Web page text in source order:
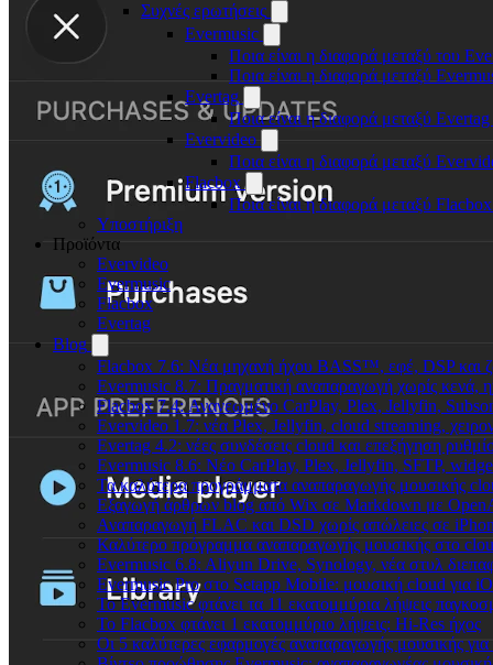
Συχνές ερωτήσεις
Evermusic
Ποια είναι η διαφορά μεταξύ του
Ποια είναι η διαφορά μεταξύ
Evertag
Ποια είναι η διαφορά μεταξύ
Evervideo
Ποια είναι η διαφορά μεταξύ
Flacbox
Ποια είναι η διαφορά μεταξύ
Υποστήριξη
Προϊόντα
Evervideo
Evermusic
Flacbox
Evertag
Blog
Flacbox 7.6: Νέα μηχανή ήχου BASS™, εφέ, DSP και
Evermusic 8.7: Πραγματική αναπαραγωγή χωρίς κενά,
Flacbox 7.4: Ανανεωμένο CarPlay, Plex, Jellyfin,
Evervideo 1.7: νέα Plex, Jellyfin, cloud streaming,
Evertag 4.2: νέες συνδέσεις cloud και επεξήγηση
Evermusic 8.6: Νέο CarPlay, Plex, Jellyfin, SFTP,
Τα καλύτερα προγράμματα αναπαραγωγής μουσικής
Εξαγωγή άρθρων blog από Wix σε Markdown με
Αναπαραγωγή FLAC και DSD χωρίς απώλειες σε
Καλύτερο πρόγραμμα αναπαραγωγής μουσικής στο
Evermusic 6.8: Aliyun Drive, Synology, νέα στυλ
Evermusic Pro στο Setapp Mobile: μουσική cloud για
Το Evermusic φτάνει τα 11 εκατομμύρια λήψεις
Το Flacbox φτάνει 1 εκατομμύριο λήψεις: Hi-Res ήχος
Οι 5 καλύτερες εφαρμογές αναπαραγωγής μουσικής